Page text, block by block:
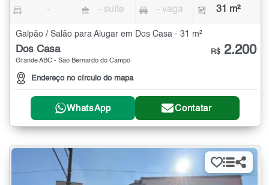
- - suíte - vaga 31 m²
Galpão / Salão para Alugar em Dos Casa - 31 m²
Dos Casa
Grande ABC - São Bernardo do Campo
Endereço no círculo do mapa
R$ 2.200
WhatsApp Contatar